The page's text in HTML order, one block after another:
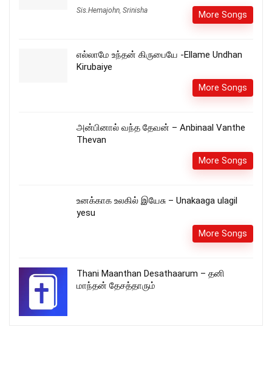
Sis.Hemajohn Srinisha More Songs
எல்லாமே உந்தன் கிருபையே -Ellame Undhan
Kirubaiye
More Songs
அன்பினால் வந்த தேவன் – Anbinaal Vanthe
Thevan
More Songs
உனக்காக உலகில் இயேசு – Unakaaga ulagil
yesu
More Songs
Thani Maanthan Desathaarum – தனி
மாந்தன் தேசத்தாரும்